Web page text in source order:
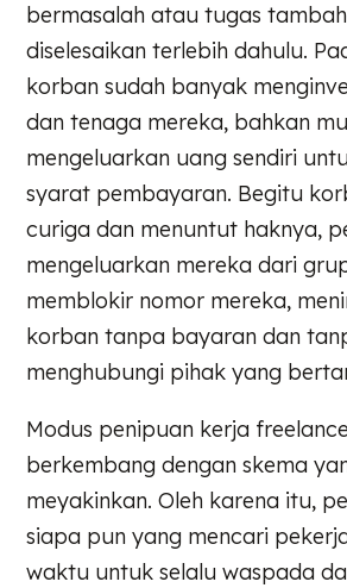
bermasalah atau tugas
diselesaikan terlebih dahulu.
korban sudah banyak
dan tenaga mereka, bahkan
mengeluarkan uang sendiri
syarat pembayaran. Begitu
curiga dan menuntut haknya,
mengeluarkan mereka dari
memblokir nomor mereka,
korban tanpa bayaran dan
menghubungi pihak yang
Modus penipuan kerja
berkembang dengan skema
meyakinkan. Oleh karena itu,
siapa pun yang mencari
waktu untuk selalu waspada